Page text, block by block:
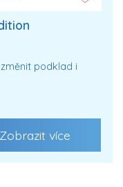
podklad i
Zobrazit více